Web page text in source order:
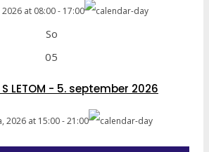
2026 at 08:00- 17:00
So
05
S LETOM - 5. september 2026
2026 at 15:00-21:00